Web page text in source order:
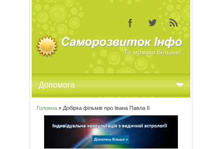
Ви є тут
Головна» Добірка фільмів про Івана Павла ІІ